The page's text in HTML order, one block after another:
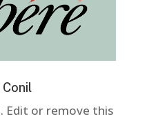
Edit or remove this